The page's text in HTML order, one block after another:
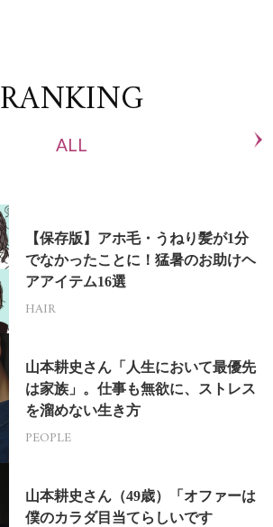
RANKING
ALL
【保存版】アホ毛・うねり髪が1分
でなかったことに！猛暑のお助けヘ
アアイテム16選
HAIR
山本耕史さん「人生において最優先
は家族」。仕事も無欲に、ストレス
を溜めない生き方
PEOPLE
山本耕史さん（49歳）「オファーは
僕のカラダ目当てらしいです